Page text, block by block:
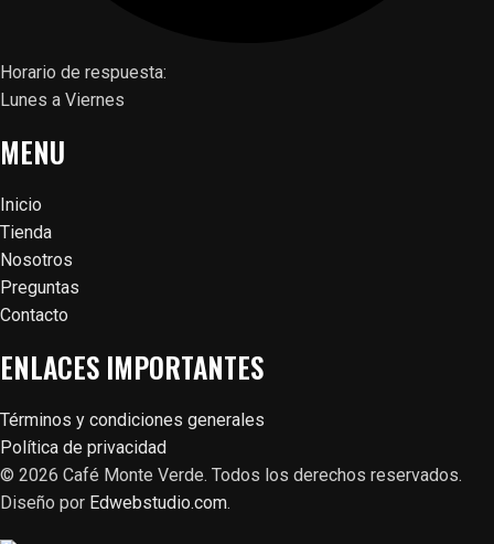
Horario de respuesta:
Lunes a Viernes
MENU
Inicio
Tienda
Nosotros
Preguntas
Contacto
ENLACES IMPORTANTES
Términos y condiciones generales
Política de privacidad
© 2026 Café Monte Verde. Todos los derechos reservados.
Diseño por Edwebstudio.com.